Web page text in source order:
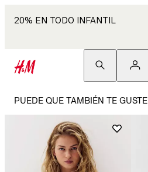
20% EN TODO INFANTIL
PUEDE QUE TAMBIÉN TE GUSTE